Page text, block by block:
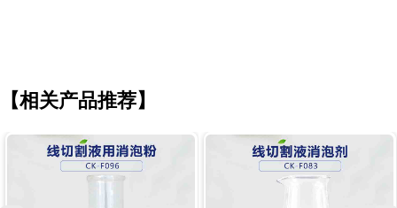
【相关产品推荐】